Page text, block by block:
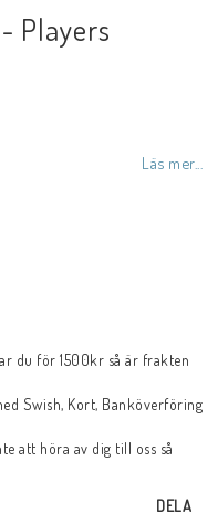
Players
Läs mer...
du för 1500kr så är frakten
Swish, Kort, Banköverföring
att höra av dig till oss så
DELA